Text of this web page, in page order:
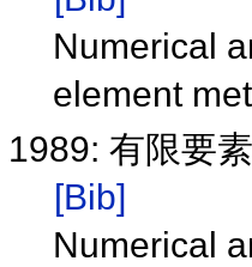
Numerical
element
1989: 有限要
[Bib]
Numerical